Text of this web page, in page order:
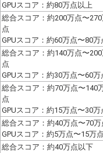
GPUスコア：約80万点以上
総合スコア：約200万点〜
点
GPUスコア：約60万点〜80万
総合スコア：約140万点〜
点
GPUスコア：約30万点〜60万
総合スコア：約70万点〜140
点
GPUスコア：約15万点〜30万
総合スコア：約40万点〜70万
GPUスコア：約5万点〜15万点
総合スコア：約40万点以下